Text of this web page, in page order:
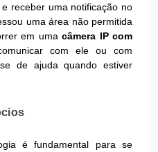
receber uma notificação no
uma área não permitida
em umacâmera IP com
com ele ou com
de ajuda quando estiver
é fundamental para se